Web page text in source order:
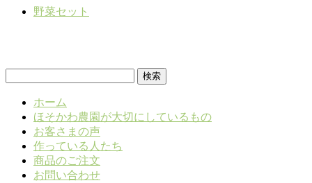
野菜セット
ホーム
ほそかわ農園が大切にしているもの
お客さまの声
作っている人たち
商品のご注文
お問い合わせ